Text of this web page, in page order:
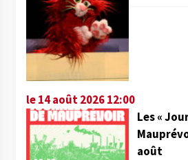
le 14 août 2026 12:00
Les «
août